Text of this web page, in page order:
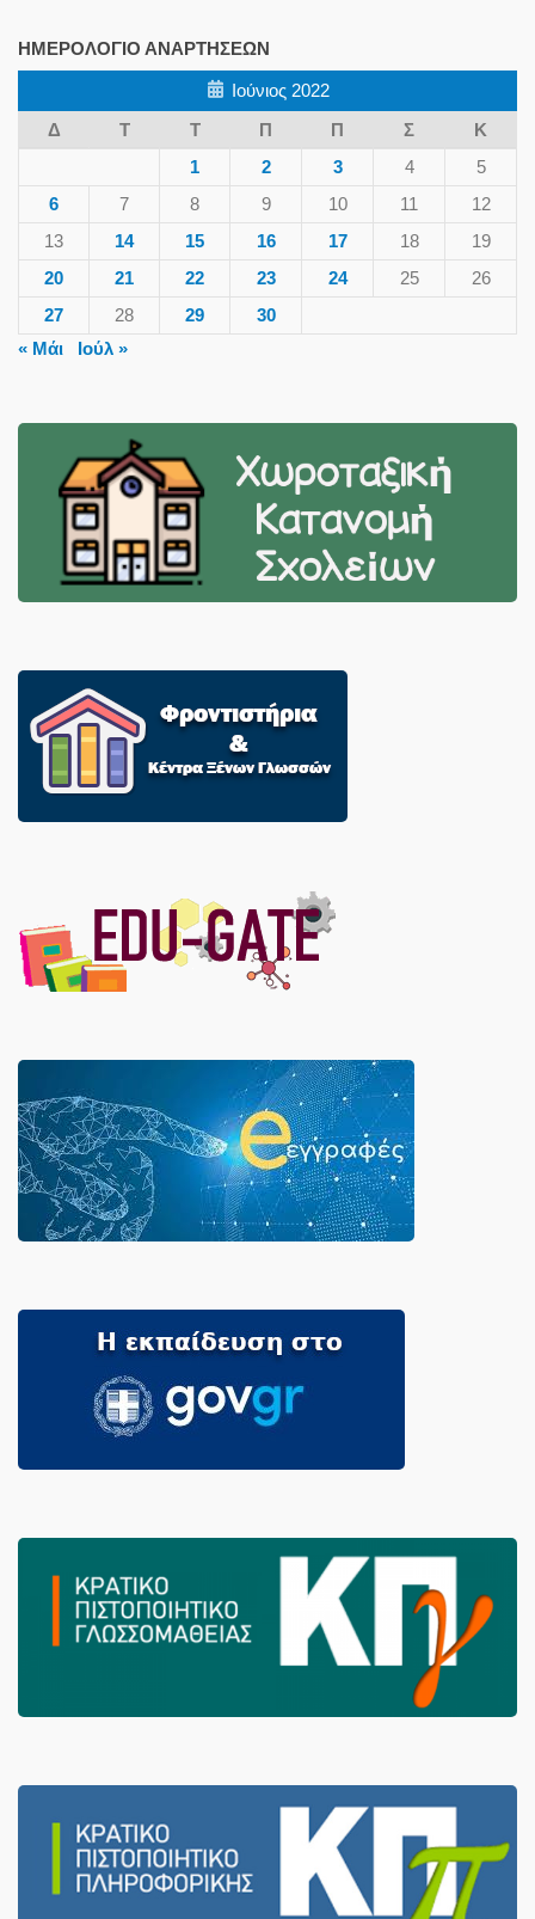
ΗΜΕΡΟΛΌΓΙΟ ΑΝΑΡΤΉΣΕΩΝ
Ιούνιος 2022
Δ
Τ Τ Π Π Σ
Κ
1
2 3 4
5
6
7 8 9 10 11
12
13
14 15 16 17 18
19
20
21 22 23 24 25
26
27
28 29
30
« Μάι
Ιούλ »